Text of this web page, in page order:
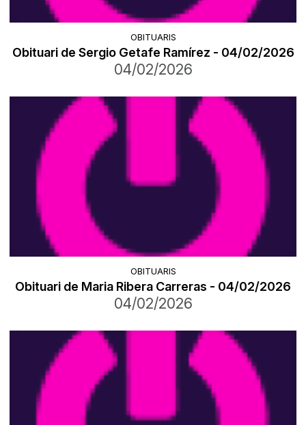
OBITUARIS
Obituari de Sergio Getafe Ramírez - 04/02/2026
04/02/2026
OBITUARIS
Obituari de Maria Ribera Carreras - 04/02/2026
04/02/2026